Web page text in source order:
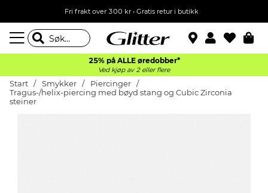
Fri frakt over 300 kr • Gratis retur i butikk
25% på ALLE øredobber*
Ved kjøp av 2 eller flere
Start Smykker
Piercinger
Tragus-/helix-piercing med bøyd stang og Cubic Zirconia
steiner